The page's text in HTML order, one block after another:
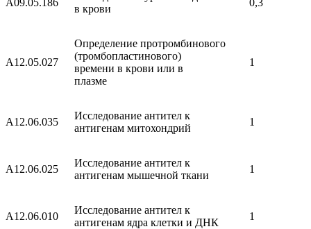
в крови
A12.05.027
Определение протромбинового
(тромбопластинового)
времени в крови или в
плазме
1
A12.06.035
Исследование антител к
антигенам митохондрий
1
A12.06.025
Исследование антител к
антигенам мышечной ткани
1
A12.06.010
Исследование антител к
антигенам ядра клетки и ДНК
1